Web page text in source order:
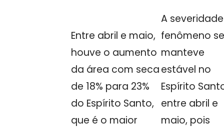
Entre abril e maio,
houve o aumento
da área com seca
de 18% para 23%
do Espírito Santo,
que é o maior
A
fenômeno se
manteve
estável no
Espírito
entre abril e
maio, pois